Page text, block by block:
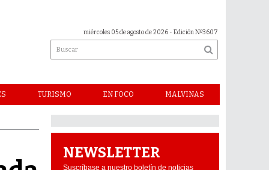
miércoles 05 de agosto de 2026 - Edición Nº3607
TURISMO EN FOCO MALVINAS
NEWSLETTER
Suscríbase a nuestro boletín de noticias